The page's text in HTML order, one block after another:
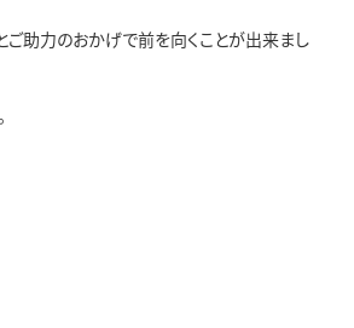
助力のおかげで前を向くことが出来まし